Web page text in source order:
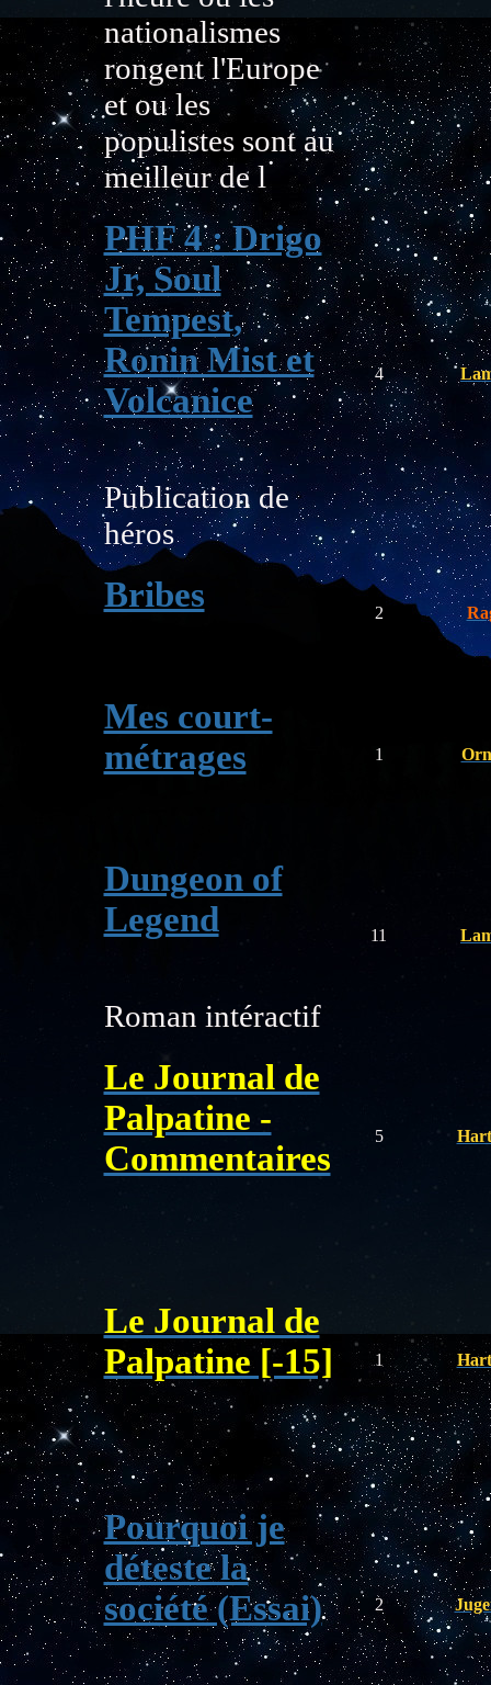
nationalismes
rongent l'Europe
et ou les
populistes sont au
meilleur de l
PHF 4 : Drigo
Jr, Soul
Tempest,
Ronin Mist et
Volcanice
Publication de
héros
4
Bribes 2
Mes court-
métrages
1
Dungeon of
Legend
Roman intéractif
11
Le Journal de
Palpatine -
Commentaires
5
Le Journal de
Palpatine [-15]
1
Pourquoi je
déteste la
société (Essai)
2